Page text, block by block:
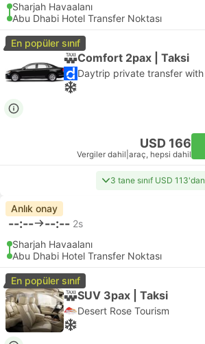
Sharjah Havaalanı
Abu Dhabi Hotel Transfer Noktası
En popüler sınıf
Comfort 2pax | Taksi
USD 166
Vergiler dahil araç, hepsi dahil
3 tane sınıf USD 113'dan
Anlık onay
--:-- --:-- 2s
Sharjah Havaalanı
Abu Dhabi Hotel Transfer Noktası
En popüler sınıf
SUV 3pax | Taksi
Desert Rose Tourism